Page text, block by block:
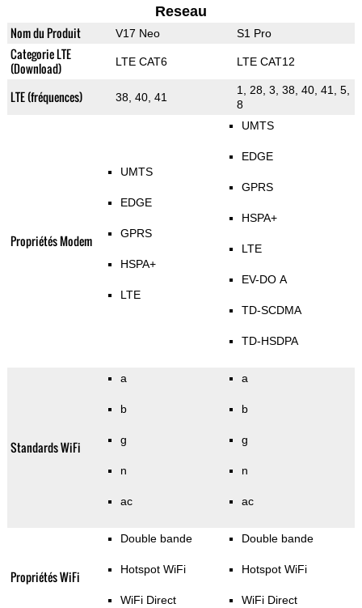
Reseau
Nom du Produit V17 Neo S1 Pro
Categorie LTE
(Download)
LTE CAT6 LTE CAT12
LTE (fréquences) 38, 40, 41
1, 28, 3, 38, 40, 41, 5,
8
Propriétés Modem
UMTS
EDGE
GPRS
HSPA+
LTE
UMTS
EDGE
GPRS
HSPA+
LTE
EV-DO A
TD-SCDMA
TD-HSDPA
Standards WiFi
a
b
g
n
ac
a
b
g
n
ac
Propriétés WiFi
Double bande
Hotspot WiFi
WiFi Direct
Double bande
Hotspot WiFi
WiFi Direct